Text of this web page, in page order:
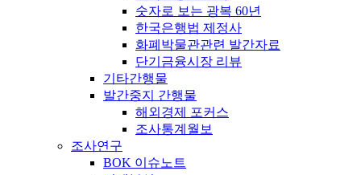
숫자로 보는 광복 60년
한국은행법 제정사
화폐박물관관련 발간자료
단기금융시장 리뷰
기타간행물
발간중지 간행물
해외경제 포커스
조사통계월보
조사연구
BOK 이슈노트